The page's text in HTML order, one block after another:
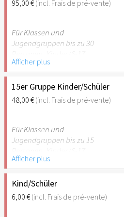
empfehlenswert.
95,00 €(incl. Frais de pré-vente)
Für Klassen und
Jugendgruppen bis zu 30
Jahre) oder Schüler mit
Schülerausweis inklusive
erwachsene Begleitperson.
Hinweis: Für Kinder unter 6
Stuttgart nicht
empfehlenswert.
Afficher plus
15er Gruppe Kinder/Schüler
48,00 €(incl. Frais de pré-vente)
Für Klassen und
Jugendgruppen bis zu 15
Jahre) oder Schüler mit
Schülerausweis inklusive
erwachsene Begleitperson.
Hinweis: Für Kinder unter 6
Afficher plus
Kind/Schüler
6,00 €(incl. Frais de pré-vente)